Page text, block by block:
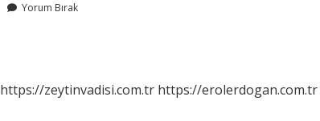
Yorum Bırak
https://zeytinvadisi.com.tr https://erolerdogan.com.tr